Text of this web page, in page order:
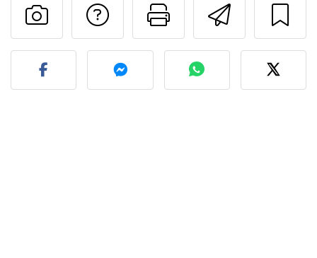
Imprima
Falar com o autor
Fez esta receita?